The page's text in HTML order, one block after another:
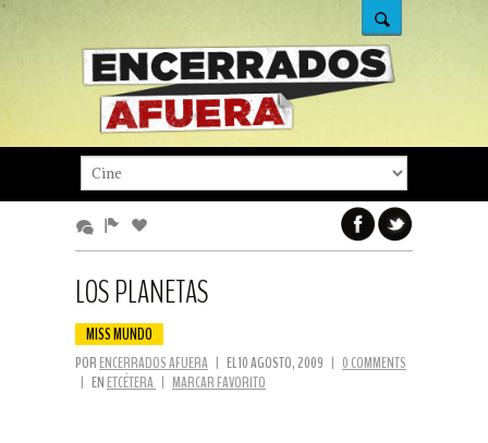
LOS PLANETAS
MISS MUNDO
POR ENCERRADOS AFUERA | EL 10 AGOSTO, 2009 | 0 COMMENTS
| EN ETCÉTERA | MARCAR FAVORITO